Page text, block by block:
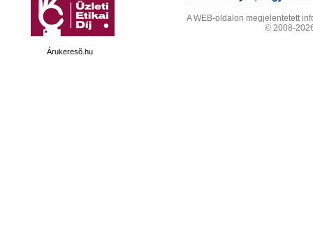
Árukeresõ.hu
A WEB-oldalon megjelentetett
© 2008-